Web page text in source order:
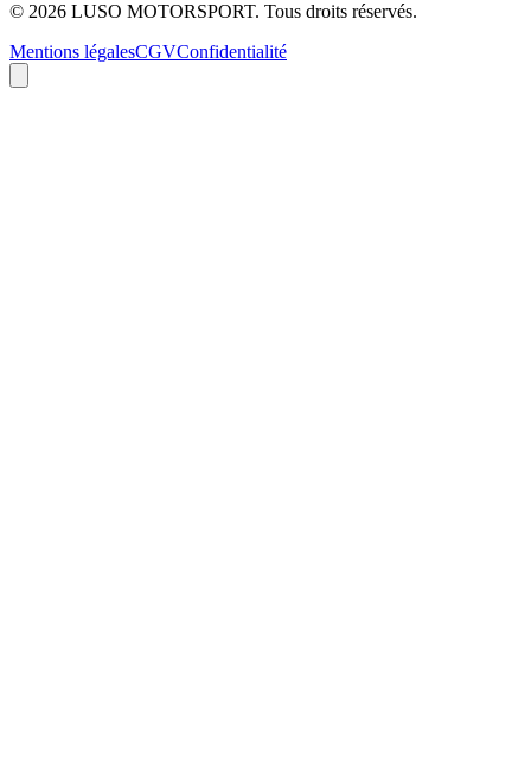
© 2026 LUSO MOTORSPORT. Tous droits réservés.
Mentions légalesCGVConfidentialité